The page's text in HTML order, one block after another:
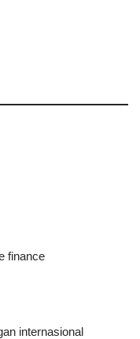
finance
internasional